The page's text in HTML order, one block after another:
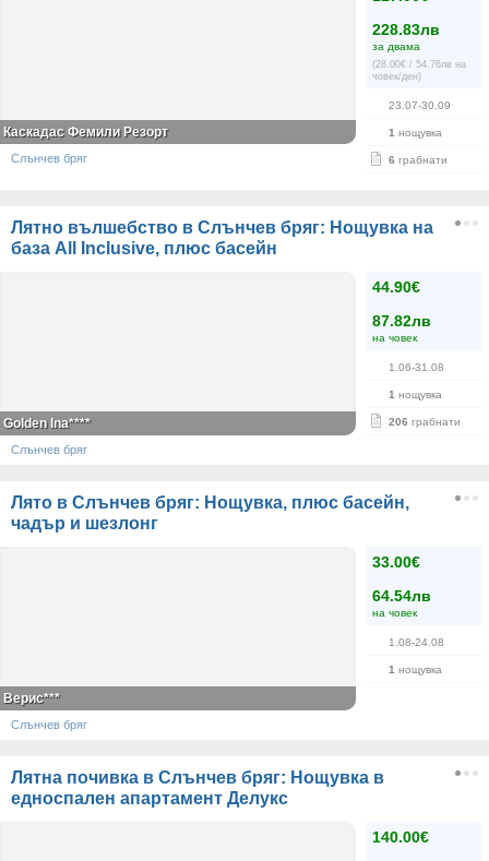
228.83лв
за двама
(28.00€ / 54.76лв на
човек/ден)
23.07-30.09
1 нощувка
6 грабнати
Каскадас Фемили Резорт
Слънчев бряг
Лятно вълшебство в Слънчев бряг: Нощувка на
база All Inclusive, плюс басейн
44.90€
87.82лв
на човек
1.06-31.08
1 нощувка
206 грабнати
Golden Ina****
Слънчев бряг
Лято в Слънчев бряг: Нощувка, плюс басейн,
чадър и шезлонг
33.00€
64.54лв
на човек
1.08-24.08
1 нощувка
Верис***
Слънчев бряг
Лятна почивка в Слънчев бряг: Нощувка в
едноспален апартамент Делукс
140.00€